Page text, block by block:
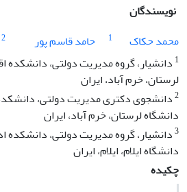
نویسندگان
محمد حکاک
1 حامد قاسم پور 2
1 دانشیار، گروه مدیریت دولتی، دانشکده
لرستان، خرم آباد، ایران
2دانشجوی دکتری مدیریت دولتی،
دانشگاه لرستان، خرم آباد، ایران
3دانشیار، گروه مدیریت دولتی، دانشکده
دانشگاه ایلام، ایلام، ایران
چکیده